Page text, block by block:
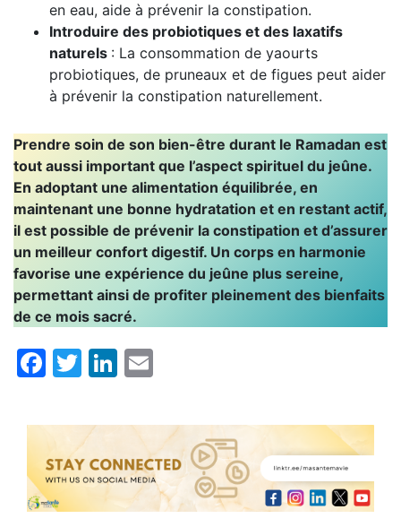
en eau, aide à prévenir la constipation.
Introduire des probiotiques et des laxatifs
naturels : La consommation de yaourts
probiotiques, de pruneaux et de figues peut aider
à prévenir la constipation naturellement.
Prendre soin de son bien-être durant le Ramadan est
tout aussi important que l’aspect spirituel du jeûne.
En adoptant une alimentation équilibrée, en
maintenant une bonne hydratation et en restant actif,
il est possible de prévenir la constipation et d’assurer
un meilleur confort digestif. Un corps en harmonie
favorise une expérience du jeûne plus sereine,
permettant ainsi de profiter pleinement des bienfaits
de ce mois sacré.
Facebook
TwitterLinkedIn